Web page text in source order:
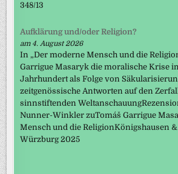
348/13
Aufklärung und/oder Religion?
am 4. August 2026
In „Der moderne Mensch und die
Garrigue Masaryk die moralische Krise
Jahrhundert als Folge von
zeitgenössische Antworten auf den
sinnstiftenden
Nunner-Winkler zuTomáš Garrigue
Mensch und die ReligionKönigshausen
Würzburg 2025